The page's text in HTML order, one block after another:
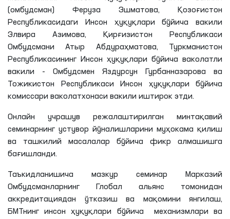
(омбудсман) Феруза Эшматова, Қозоғистон
Республикасидаги Инсон ҳуқуқлари бўйича вакили
Элвира
Азимова, Қирғизистон Республикаси
ОмбудсманиАтыр Абдураҳматова, Туркманистон
Республикасининг Инсон ҳуқуқлари бўйича ваколатли
вакили - Омбудсмен Яздурсун Гурбанназарова ва
Тожикистон Республикаси Инсон ҳуқуқлари бўйича
комиссари ваколатхонаси вакили иштирок этди.
Онлайн учрашув режалаштирилган минтақавий
семинарнинг устувор йўналишларини муҳокама қилиш
ва ташкилий масалалар бўйича фикр алмашишга
бағишланди.
Таъкидланишича мазкур семинар Марказий
Омбудсманларнинг Глобал альянс томонидан
аккредитациядан ўтказиш ва мақомини янгилаш,
БМТнинг инсон ҳуқуқлари бўйича механизмлари ва